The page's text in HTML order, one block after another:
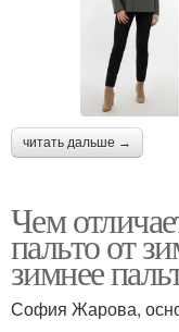
читать дальше →
Чем
пальто от
зимнее
София Жарова,